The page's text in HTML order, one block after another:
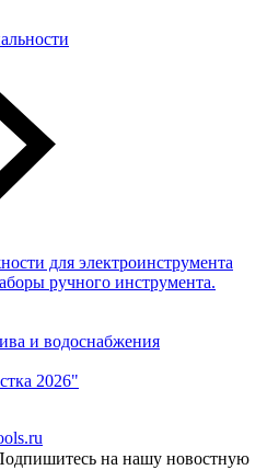
для электроинструмента
ручного инструмента.
и водоснабжения
2026"
на нашу новостную